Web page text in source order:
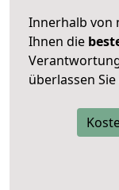
Innerhalb von
Ihnen die
überlassen